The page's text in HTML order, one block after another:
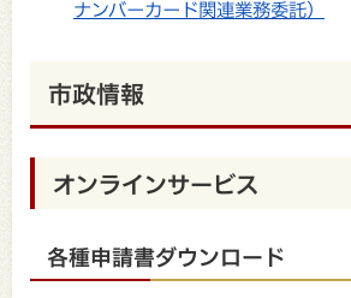
ナンバーカード関連業務委託）
市政情報
オンラインサービス
各種申請書ダウンロード